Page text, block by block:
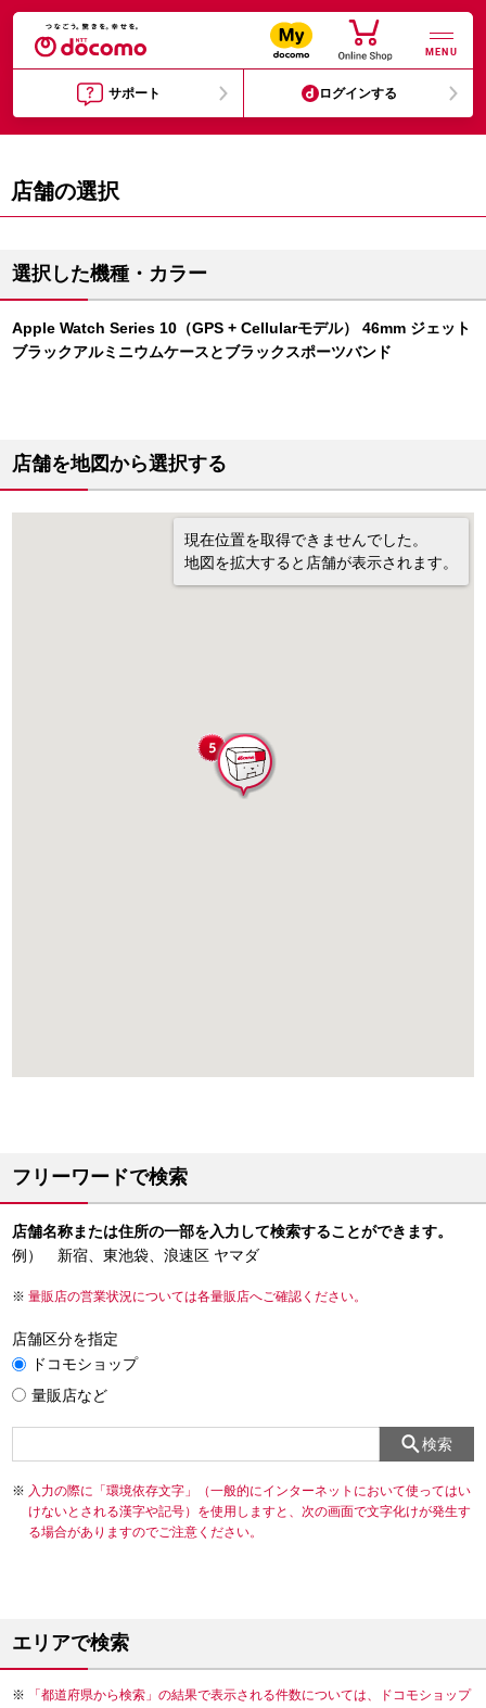
MENU
サポート ログインする
店舗の選択
選択した機種・カラー
Apple Watch Series 10（GPS + Cellularモデル） 46mm ジェット
ブラックアルミニウムケースとブラックスポーツバンド
店舗を地図から選択する
現在位置を取得できませんでした。
地図を拡大すると店舗が表示されます。
フリーワードで検索
店舗名称または住所の一部を入力して検索することができます。
例） 新宿、東池袋、浪速区 ヤマダ
量販店の営業状況については各量販店へご確認ください。
店舗区分を指定
ドコモショップ
量販店など
検索
入力の際に「環境依存文字」（一般的にインターネットにおいて使ってはい
けないとされる漢字や記号）を使用しますと、次の画面で文字化けが発生す
る場合がありますのでご注意ください。
エリアで検索
「都道府県から検索」の結果で表示される件数については、ドコモショップ